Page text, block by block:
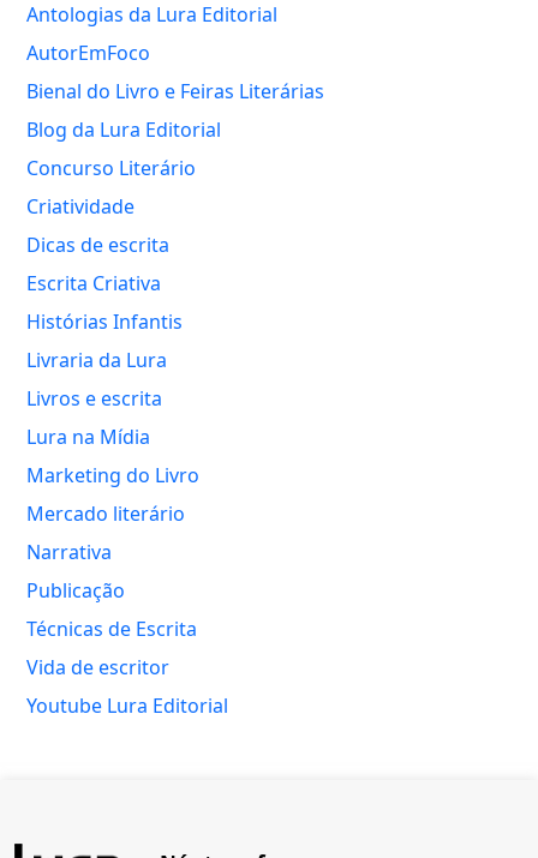
Antologias da Lura Editorial
AutorEmFoco
Bienal do Livro e Feiras Literárias
Blog da Lura Editorial
Concurso Literário
Criatividade
Dicas de escrita
Escrita Criativa
Histórias Infantis
Livraria da Lura
Livros e escrita
Lura na Mídia
Marketing do Livro
Mercado literário
Narrativa
Publicação
Técnicas de Escrita
Vida de escritor
Youtube Lura Editorial